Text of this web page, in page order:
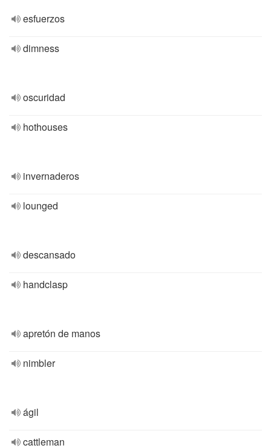
esfuerzos
dimness
oscuridad
hothouses
invernaderos
lounged
descansado
handclasp
apretón de manos
nimbler
ágil
cattleman